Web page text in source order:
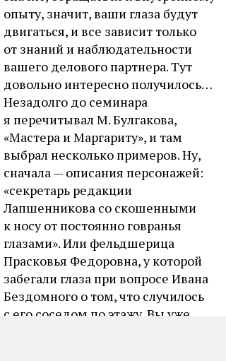
опыту, значит, ваши глаза будут
двигаться, и все зависит только
от знаний и наблюдательности
вашего делового партнера. Тут
довольно интересно получилось…
Незадолго до семинара
я перечитывал М. Булгакова,
«Мастера и Маргариту», и там
выбрал несколько примеров. Ну,
сначала — описания персонажей:
«секретарь редакции
Лапшенникова со скошенными
к носу от постоянно говранья
глазами». Или фельдшерица
Прасковья Федоровна, у которой
забегали глаза при вопросе Ивана
Бездомного о том, что случилось
с его соседом по этажу. Вы уже